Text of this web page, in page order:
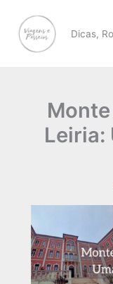
content
Dicas,
Leiria: